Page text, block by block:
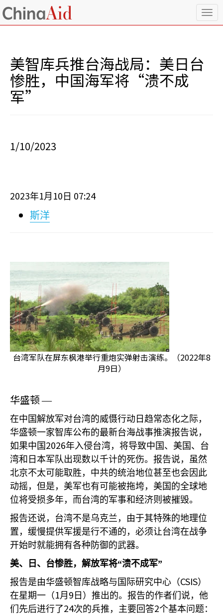
T
o
美智库兵推台海战局：美日台
惨胜，中国海军将“溃不成
军”
1/10/2023
2023年1月 10 日 07:24
斯洋
台湾军队在屏东枫港举行重炮实弹射击演练。（2022年8
月9日）
华盛顿 —
在中国解放军对台湾的威慑行动日趋常态化之际，
华盛顿一家智库公布的最新台海战事推演报告说，
如果中国 2026年入侵台湾，将导致中国、美国、台
湾和日本军队出现数以千计的死伤。报告说，虽然
北京不太可能取胜，中共的统治地位甚至也会因此
动摇，但是，美军也有可能被拖垮，美国的全球地
位将受损多年，而台湾的军事和经济则被摧毁。
报告还说，台湾不是乌克兰，由于其特殊的地理位
置，缓慢提供军援是行不通的，必须让台湾在战争
开始时就能拥有各种防御的武器。
美、日、台惨胜，解放军将“溃不成军”
报告是由华盛顿智库战略与国际研究中心（CSIS）
在星期一（ 1月 9 日）推出的。报告的作者们说，他
们先后进行了24次的兵推，主要回答2个基本问题：